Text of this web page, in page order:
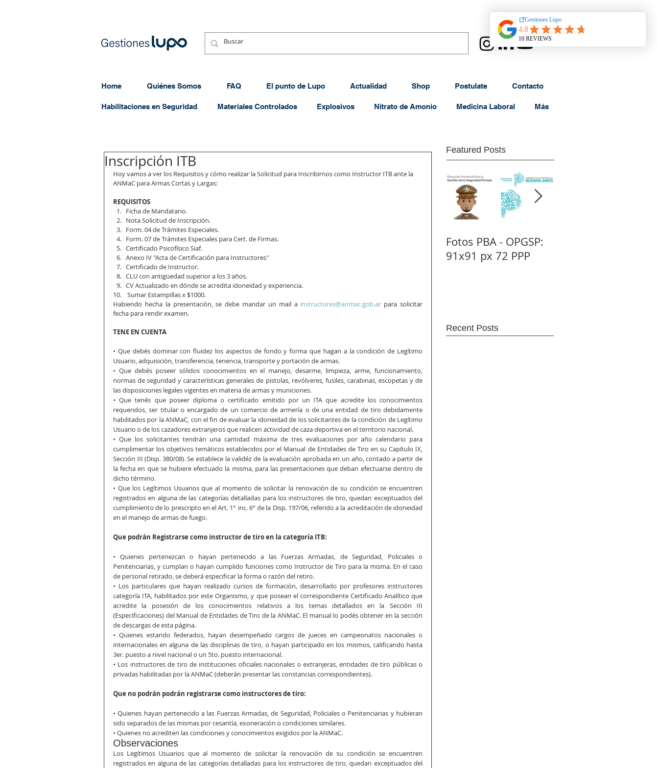
Home Quiénes Somos FAQ El punto de Lupo Actualidad Shop Postulate Contacto
Habilitaciones en Seguridad Materiales Controlados Explosivos Nitrato de Amonio Medicina Laboral Más
Inscripción ITB
Hoy vamos a ver los Requisitos y cómo realizar la Solicitud para Inscribirnos como Instructor ITB ante la
ANMaC para Armas Cortas y Largas:
REQUISITOS
Ficha de Mandatario.
Nota Solicitud de Inscripción.
Form. 04 de Trámites Especiales.
Form. 07 de Trámites Especiales para Cert. de Firmas.
Certificado Psicofísico Siaf.
Anexo IV "Acta de Certificación para Instructores"
Certificado de Instructor.
CLU con antigüedad superior a los 3 años.
CV Actualizado en dónde se acredita idoneidad y experiencia.
Sumar Estampillas x $1000.
Habiendo hecha la presentación, se debe mandar un mail a instructores@anmac.gob.ar para solicitar
fecha para rendir examen.
TENE EN CUENTA
• Que debés dominar con fluidez los aspectos de fondo y forma que hagan a la condición de Legítimo
Usuario, adquisición, transferencia, tenencia, transporte y portación de armas.
• Que debés poseer sólidos conocimientos en el manejo, desarme, limpieza, arme, funcionamiento,
normas de seguridad y características generales de pistolas, revólveres, fusiles, carabinas, escopetas y de
las disposiciones legales vigentes en materia de armas y municiones.
• Que tenés que poseer diploma o certificado emitido por un ITA que acredite los conocimientos
requeridos, ser titular o encargado de un comercio de armería o de una entidad de tiro debidamente
habilitados por la ANMaC, con el fin de evaluar la idoneidad de los solicitantes de la condición de Legítimo
Usuario o de los cazadores extranjeros que realicen actividad de caza deportiva en el territorio nacional.
• Que los solicitantes tendrán una cantidad máxima de tres evaluaciones por año calendario para
cumplimentar los objetivos temáticos establecidos por el Manual de Entidades de Tiro en su Capítulo IX,
Sección III (Disp. 380/08). Se establece la validéz de la evaluación aprobada en un año, contado a partir de
la fecha en que se hubiere efectuado la misma, para las presentaciones que deban efectuarse dentro de
dicho término.
• Que los Legítimos Usuarios que al momento de solicitar la renovación de su condición se encuentren
registrados en alguna de las categorías detalladas para los instructores de tiro, quedan exceptuados del
cumplimiento de lo prescripto en el Art. 1° inc. 6° de la Disp. 197/06, referido a la acreditación de idoneidad
en el manejo de armas de fuego.
Que podrán Registrarse como instructor de tiro en la categoría ITB:
• Quienes pertenezcan o hayan pertenecido a las Fuerzas Armadas, de Seguridad, Policiales o
Penitenciarias, y cumplan o hayan cumplido funciones como Instructor de Tiro para la misma. En el caso
de personal retirado, se deberá especificar la forma o razón del retiro.
• Los particulares que hayan realizado cursos de formación, desarrollado por profesores instructores
categoría ITA, habilitados por este Organismo, y que posean el correspondiente Certificado Analítico que
acredite la posesión de los conocimientos relativos a los temas detallados en la Sección III
(Especificaciones) del Manual de Entidades de Tiro de la ANMaC. El manual lo podés obtener en la sección
de descargas de esta página.
• Quienes estando federados, hayan desempeñado cargos de jueces en campeonatos nacionales o
internacionales en alguna de las disciplinas de tiro, o hayan participado en los mismos, calificando hasta
3er. puesto a nivel nacional o un 5to. puesto internacional.
• Los instructores de tiro de instituciones oficiales nacionales o extranjeras, entidades de tiro públicas o
privadas habilitadas por la ANMaC (deberán presentar las constancias correspondientes).
Que no podrán podrán registrarse como instructores de tiro:
• Quienes hayan pertenecido a las Fuerzas Armadas, de Seguridad, Policiales o Penitenciarias y hubieran
sido separados de las mismas por cesantía, exoneración o condiciones similares.
• Quienes no acrediten las condiciones y conocimientos exigidos por la ANMaC.
Observaciones
Los Legítimos Usuarios que al momento de solicitar la renovación de su condición se encuentren
registrados en alguna de las categorías detalladas para los instructores de tiro, quedan exceptuados del
Featured Posts
Fotos PBA - OPGSP:
91x91 px 72 PPP
Recent Posts